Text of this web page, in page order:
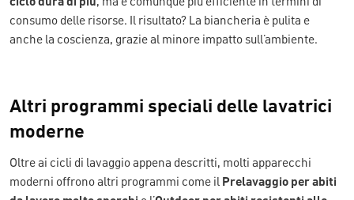
consumo delle risorse. Il risultato? La biancheria è pulita e
anche la coscienza, grazie al minore impatto sull’ambiente.
Altri programmi speciali delle lavatrici
moderne
Oltre ai cicli di lavaggio appena descritti, molti apparecchi
moderni offrono altri programmi come il Prelavaggio per abiti